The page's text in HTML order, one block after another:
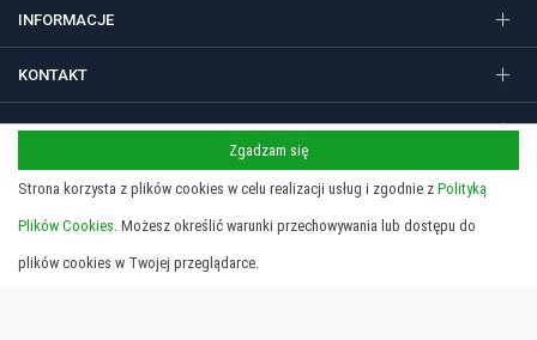
INFORMACJE
KONTAKT
FOLLOW US
Regulamin
Polityka prywatności i cookies
Copyright 2026 © STUDIO SIEDEM Grzegorz Żółtowski. Gadżety
Zgadzam się
Strona korzysta z plików cookies w celu realizacji usług i zgodnie z Polityką
Plików Cookies. Możesz określić warunki przechowywania lub dostępu do
plików cookies w Twojej przeglądarce.